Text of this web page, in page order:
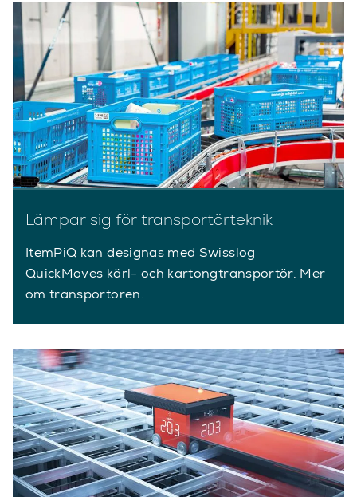
Lämpar sig för transportörteknik
ItemPiQ kan designas med Swisslog
QuickMoves kärl- och kartongtransportör. Mer
om transportören.